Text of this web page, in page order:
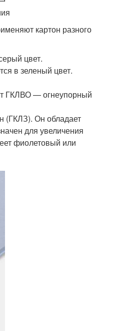
картон разного
цвет.
в зеленый цвет.
ГКЛВО — огнеупорный
(ГКЛЗ). Он обладает
для увеличения
фиолетовый или